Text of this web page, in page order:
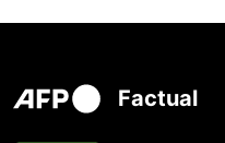
Factual